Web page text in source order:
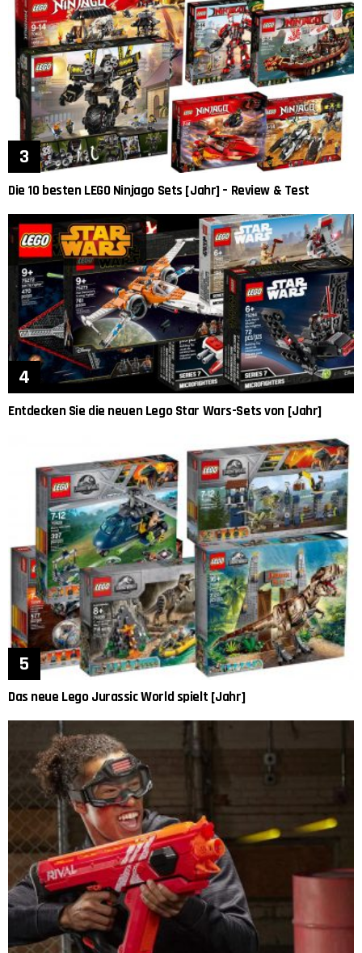
Die 10 besten LEGO Ninjago Sets [Jahr] – Review & Test
Entdecken Sie die neuen Lego Star Wars-Sets von [Jahr]
Das neue Lego Jurassic World spielt [Jahr]